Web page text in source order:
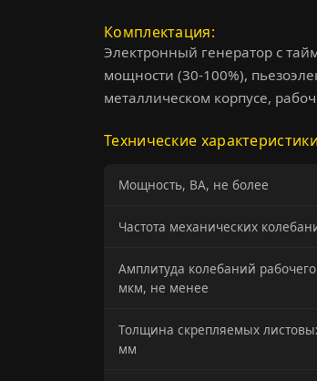
Комплектация
Электронный генератор с
мощности (30-100%),
металлическом корпусе,
Технические
Мощность, ВА, не более
Частота механических
Амплитуда колебаний
мкм, не менее
Толщина скрепляемых
мм